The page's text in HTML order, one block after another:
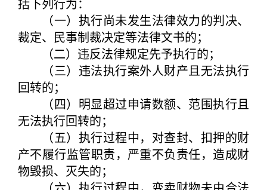
（一）执行尚未发生法律效力的判决、
裁定、民事制裁决定等法律文书的；
（二）违反法律规定先予执行的；
（三）违法执行案外人财产且无法执行
回转的；
（四）明显超过申请数额、范围执行且
无法执行回转的；
（五）执行过程中，对查封、扣押的财
产不履行监管职责，严重不负责任，造成财
物毁损、灭失的；